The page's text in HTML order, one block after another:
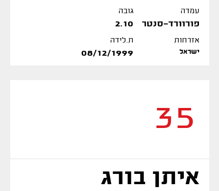
עמדה
פורוורד-סנטר
גובה
2.10
אזרחות
ישראל
ת.לידה
08/12/1999
35
איתן בורג